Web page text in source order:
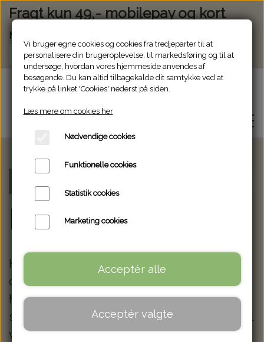
Fragt kun 49,- mobilepay og kort
Modtag vores nyhedsbrev via e-mail
Tilmeld
Glasjanne
Populære varer
Her er de mest populære varer. Der er både
den personlige gave og gaven til
ham/hende der har alt. Ser du ikke det her
som du søger, så skriv/ring endelig, og så vil
vi ved fælles hjælp komme frem til den
Vi bruger egne cookies og cookies fra tredjeparter til at
personalisere din brugeroplevelse, til markedsføring og til at
undersøge, hvordan vores hjemmeside anvendes af
besøgende. Du kan altid tilbagekalde dit samtykke ved at
trykke på linket 'Cookies' nederst på siden.
Læs mere om cookies her
Nødvendige cookies
Funktionelle cookies
Statistik cookies
Marketing cookies
Acceptér alle
Acceptér valgte